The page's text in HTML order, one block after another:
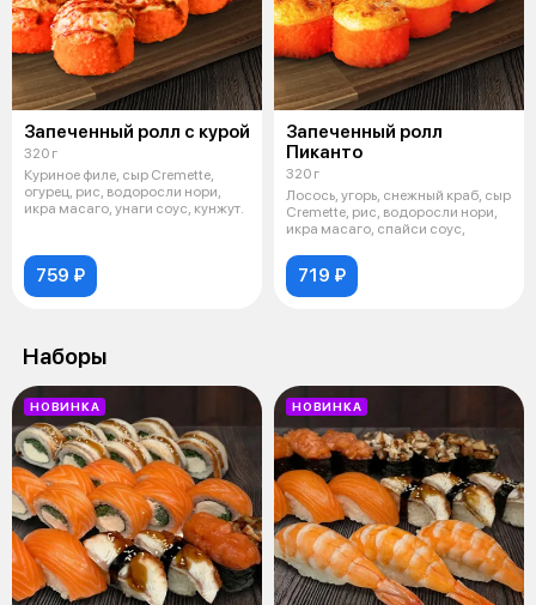
Запеченный ролл с курой
320 г
Куриное филе, сыр Cremette,
огурец, рис, водоросли нори,
икра масаго, унаги соус, кунжут.
759 ₽
Запеченный ролл
Пиканто
320 г
Лосось, угорь, снежный краб, сыр
Cremette, рис, водоросли нори,
икра масаго, спайси соус,
719 ₽
Наборы
НОВИНКА НОВИНКА